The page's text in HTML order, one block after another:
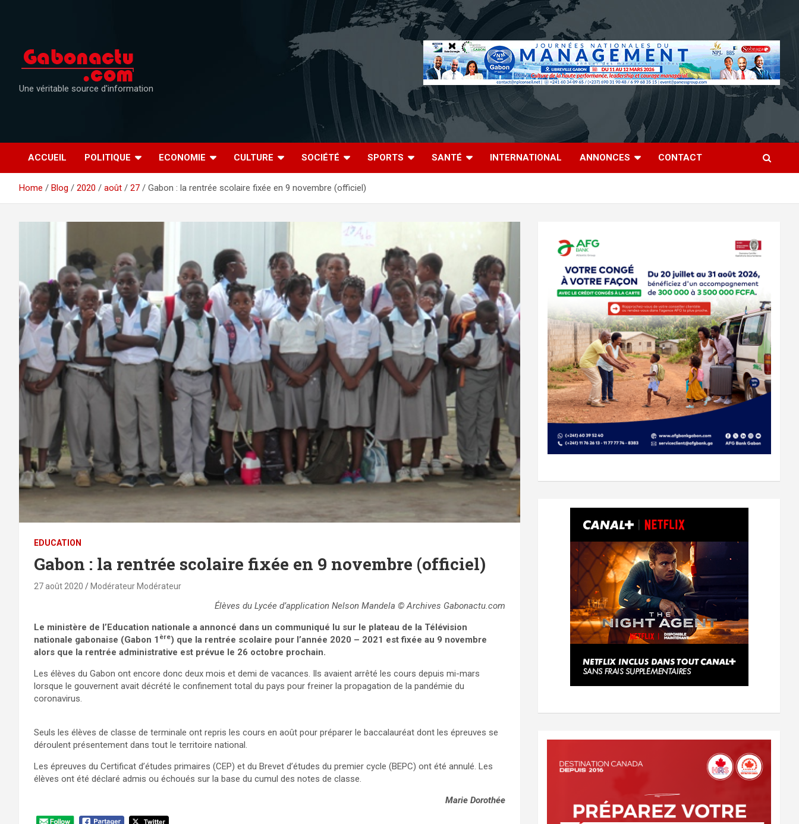
Une véritable source d'information
ACCUEIL POLITIQUE ECONOMIE CULTURE SOCIÉTÉ SPORTS SANTÉ INTERNATIONAL ANNONCES CONTACT
Home Blog 2020 août 27 Gabon : la rentrée scolaire fixée en 9 novembre (officiel)
EDUCATION
Gabon : la rentrée scolaire fixée en 9 novembre (officiel)
27 août 2020 Modérateur Modérateur
Élèves du Lycée d’application Nelson Mandela © Archives Gabonactu.com
Le ministère de l’Education nationale a annoncé dans un communiqué lu sur le plateau de la Télévision
nationale gabonaise (Gabon 1 ère) que la rentrée scolaire pour l’année 2020 – 2021 est fixée au 9 novembre
alors que la rentrée administrative est prévue le 26 octobre prochain.
Les élèves du Gabon ont encore donc deux mois et demi de vacances. Ils avaient arrêté les cours depuis mi-mars
lorsque le gouvernent avait décrété le confinement total du pays pour freiner la propagation de la pandémie du
coronavirus.
Seuls les élèves de classe de terminale ont repris les cours en août pour préparer le baccalauréat dont les épreuves se
déroulent présentement dans tout le territoire national.
Les épreuves du Certificat d’études primaires (CEP) et du Brevet d’études du premier cycle (BEPC) ont été annulé. Les
élèves ont été déclaré admis ou échoués sur la base du cumul des notes de classe.
Marie Dorothée